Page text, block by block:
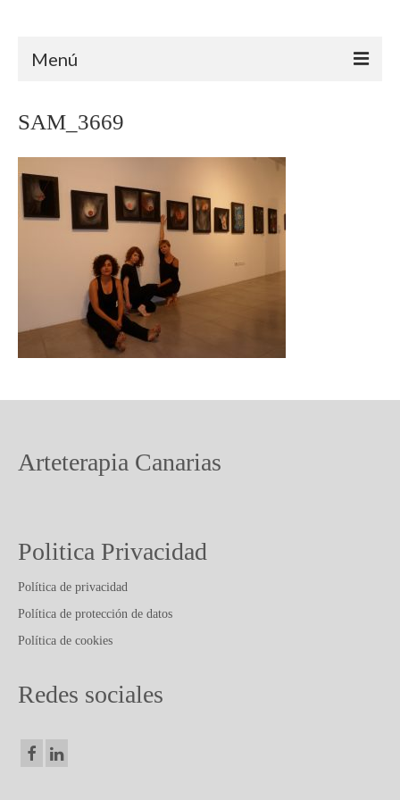
Menú
ÁMBITO EDUCATIVO
ÁMBITO SOCIAL
TRAYECTORIA
FORMACIÓN
PROYECTOS
PUBLICACIONES Y ARTICULOS
SAM_3669
Arteterapia Canarias
Politica Privacidad
Política de privacidad
Política de protección de datos
Política de cookies
Redes sociales